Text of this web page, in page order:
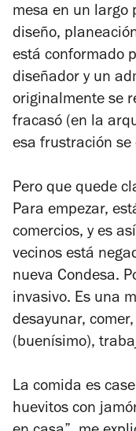
mesa en un largo
diseño,
está conformado
diseñador y un
originalmente se
fracasó (en la
esa frustración se
Pero que quede
Para empezar,
comercios, y es
vecinos está
nueva Condesa.
invasivo. Es una
desayunar,
(buenísimo),
La comida es
huevitos con